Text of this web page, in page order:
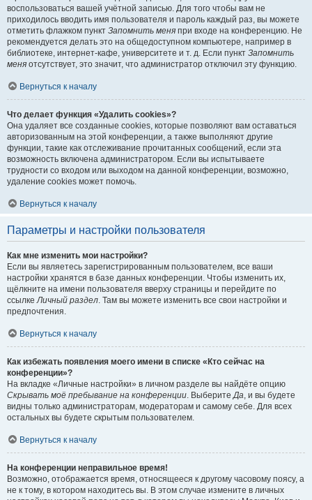
воспользоваться вашей учётной записью. Для того чтобы вам не
приходилось вводить имя пользователя и пароль каждый раз, вы можете
отметить флажком пункт Запомнить меня при входе на конференцию. Не
рекомендуется делать это на общедоступном компьютере, например в
библиотеке, интернет-кафе, университете и т. д. Если пункт Запомнить
меня отсутствует, это значит, что администратор отключил эту функцию.
Вернуться к началу
Что делает функция «Удалить cookies»?
Она удаляет все созданные cookies, которые позволяют вам оставаться
авторизованным на этой конференции, а также выполняют другие
функции, такие как отслеживание прочитанных сообщений, если эта
возможность включена администратором. Если вы испытываете
трудности со входом или выходом на данной конференции, возможно,
удаление cookies может помочь.
Вернуться к началу
Параметры и настройки пользователя
Как мне изменить мои настройки?
Если вы являетесь зарегистрированным пользователем, все ваши
настройки хранятся в базе данных конференции. Чтобы изменить их,
щёлкните на имени пользователя вверху страницы и перейдите по
ссылкеЛичный раздел. Там вы можете изменить все свои настройки и
предпочтения.
Вернуться к началу
Как избежать появления моего имени в списке «Кто сейчас на
конференции»?
На вкладке «Личные настройки» в личном разделе вы найдёте опцию
Скрывать моё пребывание на конференции. ВыберитеДа, и вы будете
видны только администраторам, модераторам и самому себе. Для всех
остальных вы будете скрытым пользователем.
Вернуться к началу
На конференции неправильное время!
Возможно, отображается время, относящееся к другому часовому поясу, а
не к тому, в котором находитесь вы. В этом случае измените в личных